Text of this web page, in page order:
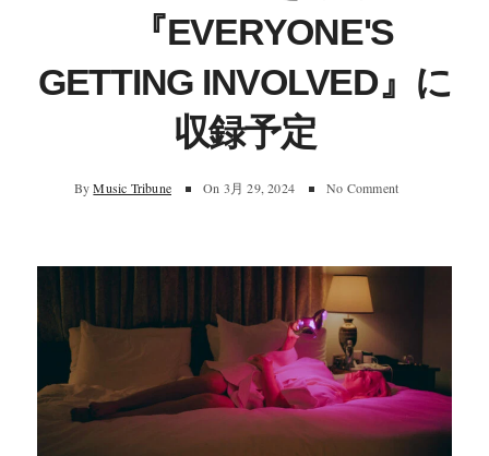
『EVERYONE'S
GETTING INVOLVED』に
収録予定
By Music Tribune On 3月 29, 2024 No Comment